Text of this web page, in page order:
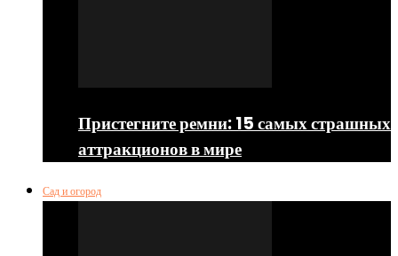
Пристегните ремни: 15 самых страшных
аттракционов в мире
Сад и огород